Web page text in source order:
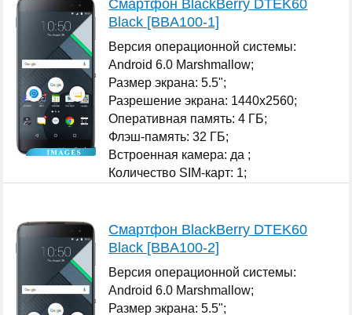
Смартфон BlackBerry DTEK60
Black [BBA100-1]
Версия операционной системы:
Android 6.0 Marshmallow;
Размер экрана: 5.5";
Разрешение экрана: 1440x2560;
Оперативная память: 4 ГБ;
Флэш-память: 32 ГБ;
Встроенная камера: да ;
Количество SIM-карт: 1;
Смартфон BlackBerry DTEK60
Black [BBA100-2]
Версия операционной системы:
Android 6.0 Marshmallow;
Размер экрана: 5.5";